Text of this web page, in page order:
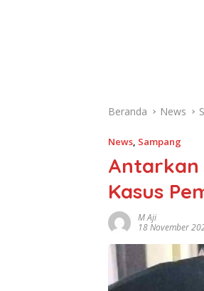
Beranda News
News, Sampang
Antarkan
Kasus
M Aji
18 November